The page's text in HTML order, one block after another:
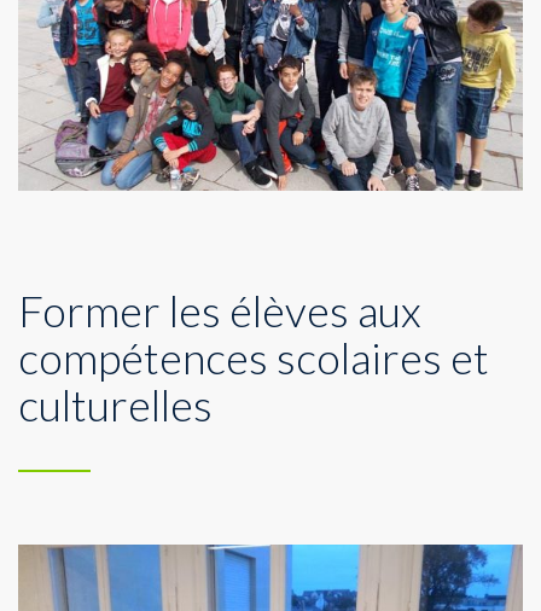
Former les élèves aux
compétences scolaires et
culturelles